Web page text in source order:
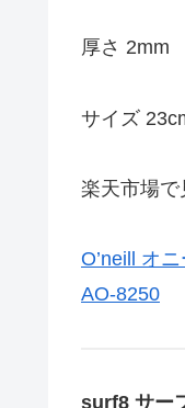
厚さ 2mm
サイズ
楽天市場
O’neill オ
AO-8250
surf8 サー